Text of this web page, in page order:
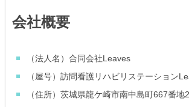
会社概要
（法人名）合同会社Leaves
（屋号）訪問看護リハビリステーション
（住所）茨城県龍ケ崎市南中島町667番地